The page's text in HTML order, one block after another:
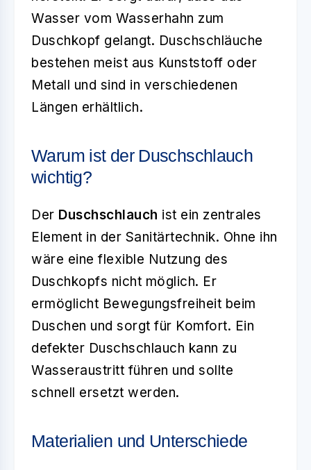
Wasser vom Wasserhahn zum
Duschkopf gelangt. Duschschläuche
bestehen meist aus Kunststoff oder
Metall und sind in verschiedenen
Längen erhältlich.
Warum ist der Duschschlauch
wichtig?
Der Duschschlauch ist ein zentrales
Element in der Sanitärtechnik. Ohne ihn
wäre eine flexible Nutzung des
Duschkopfs nicht möglich. Er
ermöglicht Bewegungsfreiheit beim
Duschen und sorgt für Komfort. Ein
defekter Duschschlauch kann zu
Wasseraustritt führen und sollte
schnell ersetzt werden.
Materialien und Unterschiede